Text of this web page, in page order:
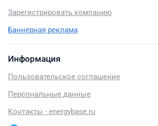
Зарегистрировать компанию
Баннерная реклама
Информация
Пользовательское соглашение
Персональные данные
Контакты - energybase.ru